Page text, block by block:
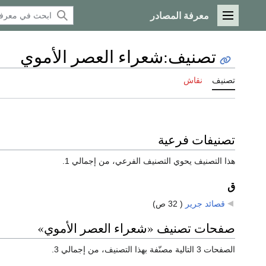
القائمة الرئيسية
معرفة المصادر
تصنيف:شعراء العصر الأموي
تصنيف نقاش
تصنيفات فرعية
هذا التصنيف يحوي التصنيف الفرعي، من إجمالي 1.
ق
قصائد جرير ( 32 ص)
صفحات تصنيف «شعراء العصر الأموي»
الصفحات 3 التالية مصنّفة بهذا التصنيف، من إجمالي 3.